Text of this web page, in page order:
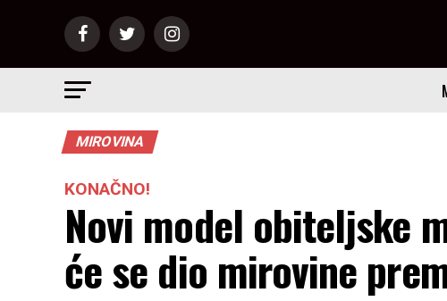
MIROVINA
KONAČNO!
Novi model obiteljske
će se dio mirovine